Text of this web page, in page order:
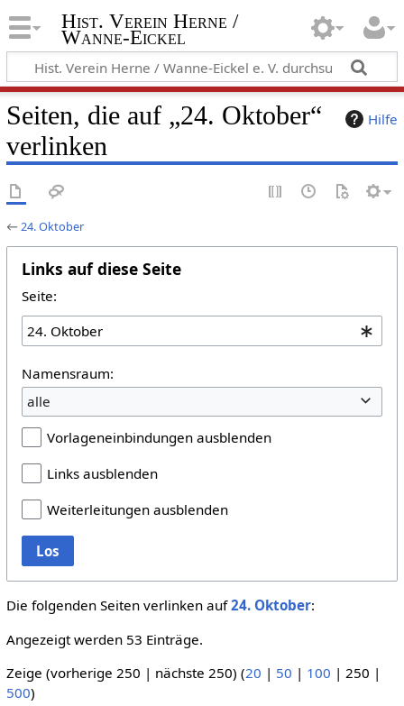
Hist. Verein Herne /
Wanne-Eickel
Hilfe
Seiten, die auf „24. Oktober“
verlinken
←24. Oktober
Links auf diese Seite
Seite:
Namensraum:
alle
Vorlageneinbindungen ausblenden
Links ausblenden
Weiterleitungen ausblenden
Los
Die folgenden Seiten verlinken auf24. Oktober:
Angezeigt werden 53 Einträge.
Zeige (vorherige 250 | nächste 250) (20 | 50 | 100 | 250 |
500)